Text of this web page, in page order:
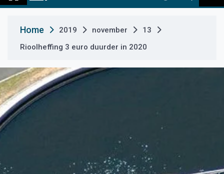
t
Home 2019 november
13
Rioolheffing 3 euro duurder in 2020